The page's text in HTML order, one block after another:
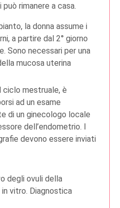
rimanere a casa.
la donna assume i
a partire dal 2° giorno
Sono necessari per una
mucosa uterina
ciclo mestruale, è
ad un esame
di un ginecologo locale
dell’endometrio. I
devono essere inviati
degli ovuli della
vitro. Diagnostica